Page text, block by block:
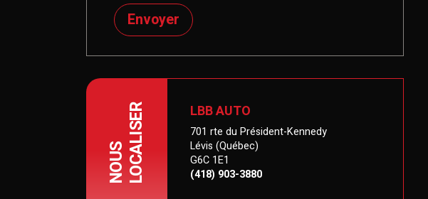
Envoyer
NOUSLOCALISER LBB AUTO
701 rte du Président-Kennedy
Lévis (Québec)
G6C 1E1
(418) 903-3880